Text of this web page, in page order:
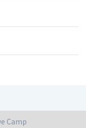
Camp